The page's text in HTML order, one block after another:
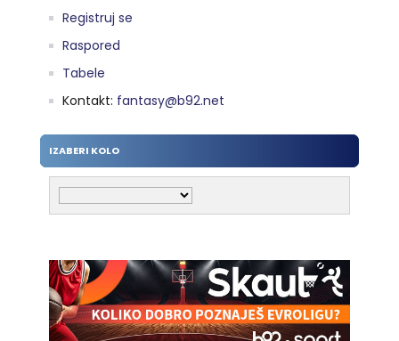
Registruj se
Raspored
Tabele
Kontakt: fantasy@b92.net
IZABERI KOLO